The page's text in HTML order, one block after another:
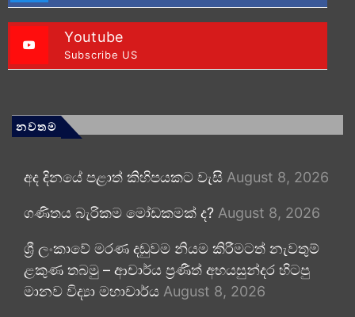
Youtube
Subscribe US
නවතම
අද දිනයේ පළාත් කිහිපයකට වැසි August 8, 2026
ගණිතය බැරිකම මෝඩකමක් ද? August 8, 2026
ශ්‍රී ලංකාවේ මරණ දඬුවම නියම කිරීමටත් නැවතුම්
ළකුණ තබමු – ආචාර්ය ප්‍රණීත් අභයසුන්දර හිටපු
මානව විද්‍යා මහාචාර්ය August 8, 2026